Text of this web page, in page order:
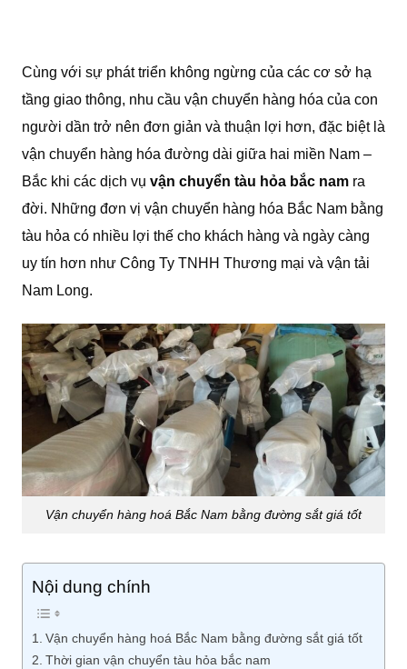
Cùng với sự phát triển không ngừng của các cơ sở hạ
tầng giao thông, nhu cầu vận chuyển hàng hóa của con
người dần trở nên đơn giản và thuận lợi hơn, đặc biệt là
vận chuyển hàng hóa đường dài giữa hai miền Nam –
Bắc khi các dịch vụ vận chuyển tàu hỏa bắc nam ra
đời. Những đơn vị vận chuyển hàng hóa Bắc Nam bằng
tàu hỏa có nhiều lợi thế cho khách hàng và ngày càng
uy tín hơn như Công Ty TNHH Thương mại và vận tải
Nam Long.
Vận chuyển hàng hoá Bắc Nam bằng đường sắt giá tốt
Nội dung chính
Vận chuyển hàng hoá Bắc Nam bằng đường sắt giá tốt
Thời gian vận chuyển tàu hỏa bắc nam